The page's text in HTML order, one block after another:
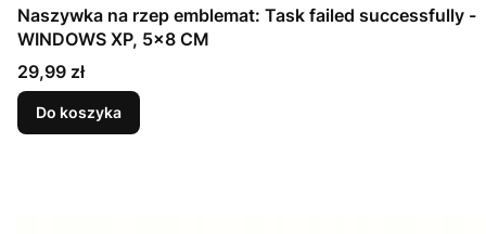
Naszywka na rzep emblemat: Task failed successfully -
WINDOWS XP, 5x8 CM
Cena
29,99 zł
Do koszyka